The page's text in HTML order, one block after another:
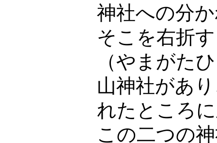
神社への分
そこを右折
（やまがた
山神社があ
れたところ
この二つの